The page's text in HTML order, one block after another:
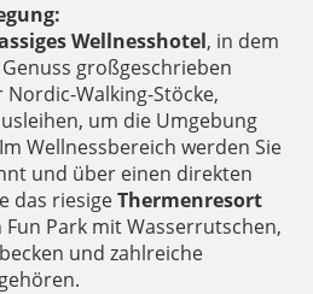
Wellnesshotel, in dem
großgeschrieben
Walking-Stöcke,
um die Umgebung
Wellnessbereich werden Sie
und über einen direkten
das riesigeThermenresort
Fun Park mit Wasserrutschen,
und zahlreiche